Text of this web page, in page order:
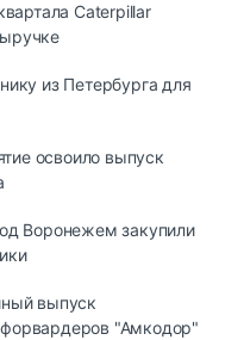
Caterpillar
из Петербурга для
освоило выпуск
Воронежем закупили
выпуск
"Амкодор"